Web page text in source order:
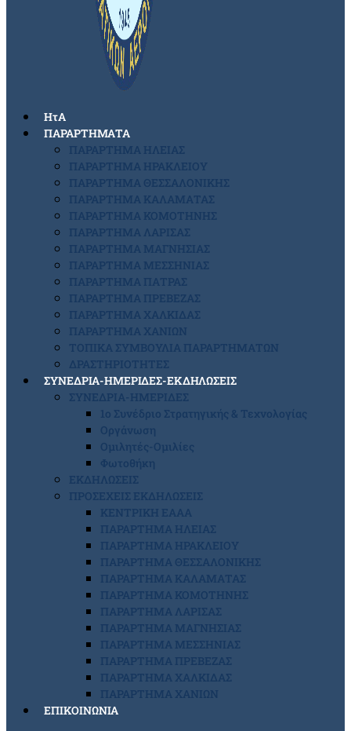
ΗτΑ
ΠΑΡΑΡΤΗΜΑΤΑ
ΠΑΡΑΡΤΗΜΑ ΗΛΕΙΑΣ
ΠΑΡΑΡΤΗΜΑ ΗΡΑΚΛΕΙΟΥ
ΠΑΡΑΡΤΗΜΑ ΘΕΣΣΑΛΟΝΙΚΗΣ
ΠΑΡΑΡΤΗΜΑ ΚΑΛΑΜΑΤΑΣ
ΠΑΡΑΡΤΗΜΑ ΚΟΜΟΤΗΝΗΣ
ΠΑΡΑΡΤΗΜΑ ΛΑΡΙΣΑΣ
ΠΑΡΑΡΤΗΜΑ ΜΑΓΝΗΣΙΑΣ
ΠΑΡΑΡΤΗΜΑ ΜΕΣΣΗΝΙΑΣ
ΠΑΡΑΡΤΗΜΑ ΠΑΤΡΑΣ
ΠΑΡΑΡΤΗΜΑ ΠΡΕΒΕΖΑΣ
ΠΑΡΑΡΤΗΜΑ ΧΑΛΚΙΔΑΣ
ΠΑΡΑΡΤΗΜΑ ΧΑΝΙΩΝ
ΤΟΠΙΚΑ ΣΥΜΒΟΥΛΙΑ ΠΑΡΑΡΤΗΜΑΤΩΝ
ΔΡΑΣΤΗΡΙΟΤΗΤΕΣ
ΣΥΝΕΔΡΙΑ-ΗΜΕΡΙΔΕΣ-ΕΚΔΗΛΩΣΕΙΣ
ΣΥΝΕΔΡΙΑ-ΗΜΕΡΙΔΕΣ
1ο Συνέδριο Στρατηγικής & Τεχνολογίας
Οργάνωση
Ομιλητές-Ομιλίες
Φωτοθήκη
ΕΚΔΗΛΩΣΕΙΣ
ΠΡΟΣΕΧΕΙΣ ΕΚΔΗΛΩΣΕΙΣ
ΚΕΝΤΡΙΚΗ ΕΑΑΑ
ΠΑΡΑΡΤΗΜΑ ΗΛΕΙΑΣ
ΠΑΡΑΡΤΗΜΑ ΗΡΑΚΛΕΙΟΥ
ΠΑΡΑΡΤΗΜΑ ΘΕΣΣΑΛΟΝΙΚΗΣ
ΠΑΡΑΡΤΗΜΑ ΚΑΛΑΜΑΤΑΣ
ΠΑΡΑΡΤΗΜΑ ΚΟΜΟΤΗΝΗΣ
ΠΑΡΑΡΤΗΜΑ ΛΑΡΙΣΑΣ
ΠΑΡΑΡΤΗΜΑ ΜΑΓΝΗΣΙΑΣ
ΠΑΡΑΡΤΗΜΑ ΜΕΣΣΗΝΙΑΣ
ΠΑΡΑΡΤΗΜΑ ΠΡΕΒΕΖΑΣ
ΠΑΡΑΡΤΗΜΑ ΧΑΛΚΙΔΑΣ
ΠΑΡΑΡΤΗΜΑ ΧΑΝΙΩΝ
ΕΠΙΚΟΙΝΩΝΙΑ